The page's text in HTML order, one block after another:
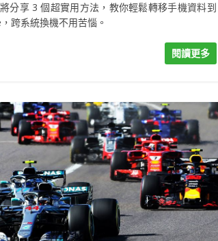
分享 3 個超實用方法，教你輕鬆轉移手機資料到
跨系統換機不用苦惱。
閱讀更多